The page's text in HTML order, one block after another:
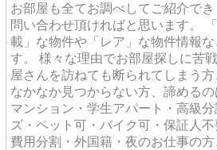
お部屋も全てお調べしてご紹介で
問い合わせ頂ければと思います。
載」な物件や「レア」な物件情報
す。 様々な理由でお部屋探しに苦
屋さんを訪ねても断られてしまう
なかなか見つからない方、諦める
マンション・学生アパート・高級
ズ・ペット可・バイク可・保証人
費用分割・外国籍・夜のお仕事の